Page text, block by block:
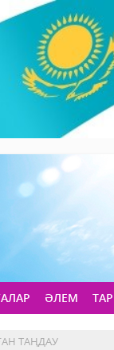
ӘЛЕМ
ТАҢДАУ